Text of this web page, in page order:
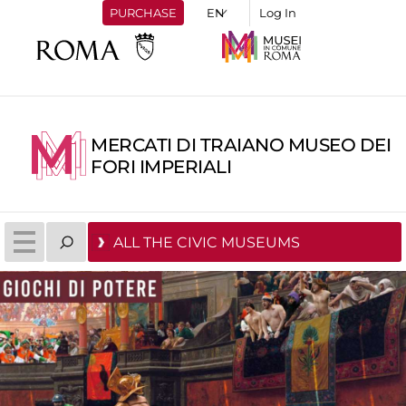
PURCHASE Log In
MERCATI DI TRAIANO MUSEO DEI
FORI IMPERIALI
ALL THE CIVIC MUSEUMS